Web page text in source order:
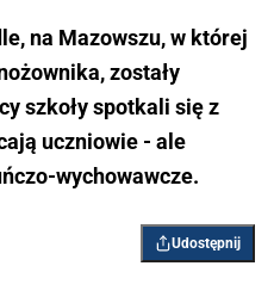
na Mazowszu, w której
zostały
szkoły spotkali się z
uczniowie - ale
wychowawcze.
Udostępnij